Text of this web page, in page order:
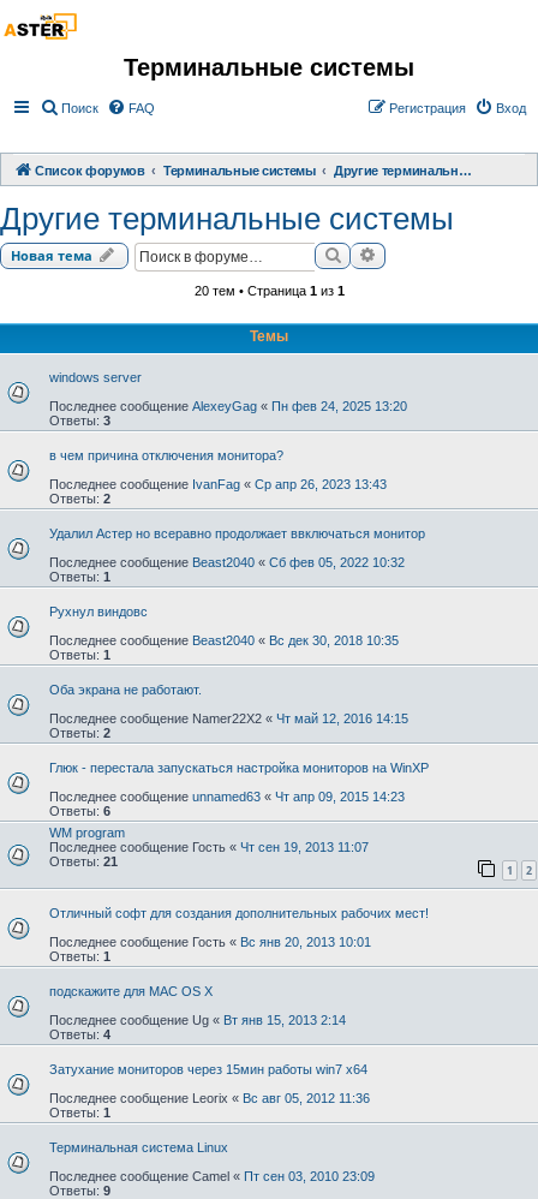
Терминальные системы
Поиск FAQ Вход
Регистрация
Список форумов Терминальные системы Другие терминальные системы
Другие терминальные системы
Новая тема ПоискРасширенный поиск
20 тем • Страница 1из 1
Темы
windows server
Последнее сообщение AlexeyGag « Пн фев 24, 2025 13:20
Ответы: 3
в чем причина отключения монитора?
Последнее сообщение IvanFag « Ср апр 26, 2023 13:43
Ответы: 2
Удалил Астер но всеравно продолжает ввключаться монитор
Последнее сообщение Beast2040 « Сб фев 05, 2022 10:32
Ответы: 1
Рухнул виндовс
Последнее сообщение Beast2040 « Вс дек 30, 2018 10:35
Ответы: 1
Оба экрана не работают.
Последнее сообщение Namer22X2 « Чт май 12, 2016 14:15
Ответы: 2
Глюк - перестала запускаться настройка мониторов на WinXP
Последнее сообщение unnamed63 « Чт апр 09, 2015 14:23
Ответы: 6
WM program
Последнее сообщение Гость « Чт сен 19, 2013 11:07
Ответы: 21
1 2
Отличный софт для создания дополнительных рабочих мест!
Последнее сообщение Гость « Вс янв 20, 2013 10:01
Ответы: 1
подскажите для MAC OS X
Последнее сообщение Ug « Вт янв 15, 2013 2:14
Ответы: 4
Затухание мониторов через 15мин работы win7 x64
Последнее сообщение Leorix « Вс авг 05, 2012 11:36
Ответы: 1
Терминальная система Linux
Последнее сообщение Camel « Пт сен 03, 2010 23:09
Ответы: 9